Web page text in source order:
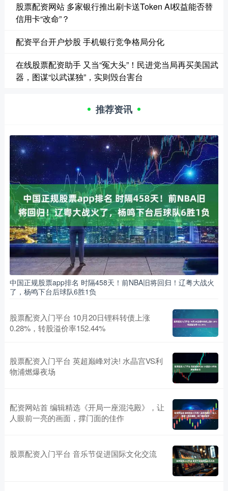
股票配资网站 多家银行推出刷卡送Token AI权益能否替
信用卡“改命”？
配资平台开户炒股 手机银行竞争格局分化
在线股票配资助手 又当“冤大头”！民进党当局再买美国武
器，图谋“以武谋独”，实则毁台害台
推荐资讯
中国正规股票app排名 时隔458天！前NBA旧将回归！辽粤大战火
了，杨鸣下台后球队6胜1负
股票配资入门平台 10月20日锂科转债上涨
0.28%，转股溢价率152.44%
股票配资入门平台 英超巅峰对决! 水晶宫VS利
物浦燃爆夜场
配资网站首 编辑精选《开局一座混沌殿》，让
人眼前一亮的画面，撑门面的佳作
股票配资入门平台 音乐节促进国际文化交流